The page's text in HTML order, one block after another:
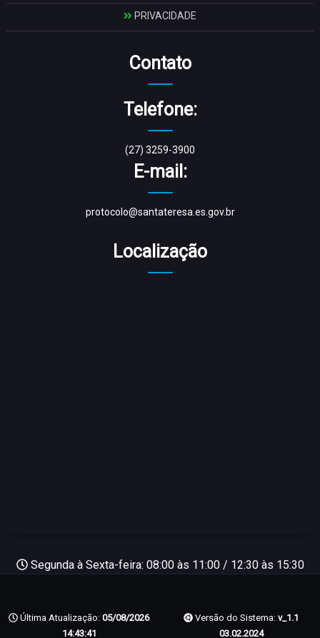
PRIVACIDADE
Contato
Telefone:
(27) 3259-3900
E-mail:
protocolo@santateresa.es.gov.br
Localização
Segunda à Sexta-feira: 08:00 às 11:00 / 12:30 às 15:30
Última Atualização: 05/08/2026
14:43:41
Versão do Sistema: v_1.1
03.02.2024